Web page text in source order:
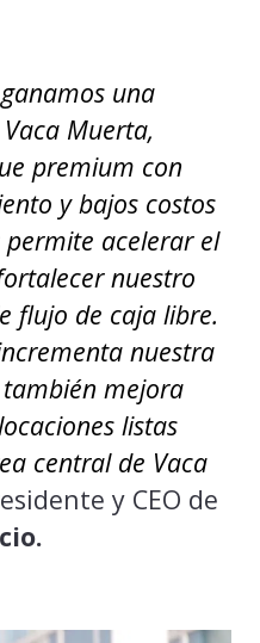
una
Muerta,
premium con
y bajos costos
permite acelerar el
nuestro
flujo de caja libre.
nuestra
mejora
listas
central de Vaca
y CEO de